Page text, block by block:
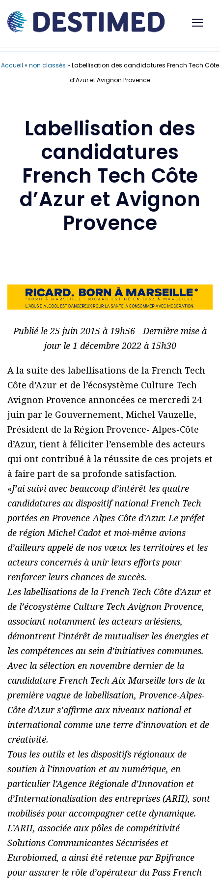
Accueil » non classés » Labellisation des candidatures French Tech Côte
d’Azur et Avignon Provence
Labellisation des
candidatures
French Tech Côte
d’Azur et Avignon
Provence
Publié le 25 juin 2015 à 19h56 - Dernière mise à
jour le 1 décembre 2022 à 15h30
A la suite des labellisations de la French Tech
Côte d’Azur et de l’écosystème Culture Tech
Avignon Provence annoncées ce mercredi 24
juin par le Gouvernement, Michel Vauzelle,
Président de la Région Provence- Alpes-Côte
d’Azur, tient à féliciter l’ensemble des acteurs
qui ont contribué à la réussite de ces projets et
à faire part de sa profonde satisfaction.
«J’ai suivi avec beaucoup d’intérêt les quatre
candidatures au dispositif national French Tech
portées en Provence-Alpes-Côte d’Azur. Le préfet
de région Michel Cadot et moi-même avions
d’ailleurs appelé de nos vœux les territoires et les
acteurs concernés à unir leurs efforts pour
renforcer leurs chances de succès.
Les labellisations de la French Tech Côte d’Azur et
de l’écosystème Culture Tech Avignon Provence,
associant notamment les acteurs arlésiens,
démontrent l’intérêt de mutualiser les énergies et
les compétences au sein d’initiatives communes.
Avec la sélection en novembre dernier de la
candidature French Tech Aix Marseille lors de la
première vague de labellisation, Provence-Alpes-
Côte d’Azur s’affirme aux niveaux national et
international comme une terre d’innovation et de
créativité.
Tous les outils et les dispositifs régionaux de
soutien à l’innovation et au numérique, en
particulier l’Agence Régionale d’Innovation et
d’Internationalisation des entreprises (ARII), sont
mobilisés pour accompagner cette dynamique.
L’ARII, associée aux pôles de compétitivité
Solutions Communicantes Sécurisées et
Eurobiomed, a ainsi été retenue par Bpifrance
pour assurer le rôle d’opérateur du Pass French